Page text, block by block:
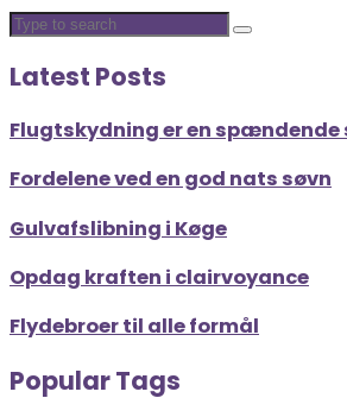
Latest Posts
Flugtskydning er en spændende
Fordelene ved en god nats søvn
Gulvafslibning i Køge
Opdag kraften i clairvoyance
Flydebroer til alle formål
Popular Tags